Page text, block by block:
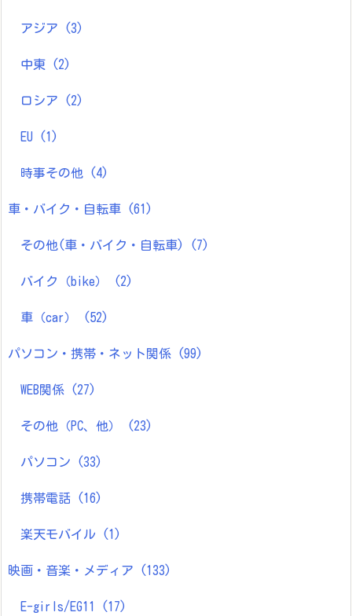
アジア (3)
中東 (2)
ロシア (2)
EU (1)
時事その他 (4)
車・バイク・自転車 (61)
その他(車・バイク・自転車) (7)
バイク（bike） (2)
車（car） (52)
パソコン・携帯・ネット関係 (99)
WEB関係 (27)
その他（PC、他） (23)
パソコン (33)
携帯電話 (16)
楽天モバイル (1)
映画・音楽・メディア (133)
E-girls/EG11 (17)